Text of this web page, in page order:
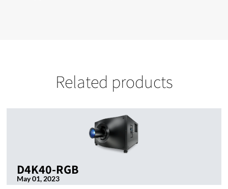
Related products
D4K40-RGB
May 01, 2023